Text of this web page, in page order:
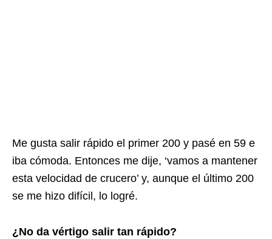
Me gusta salir rápido el primer 200 y pasé en 59 e
iba cómoda. Entonces me dije, ‘vamos a mantener
esta velocidad de crucero’ y, aunque el último 200
se me hizo difícil, lo logré.
¿No da vértigo salir tan rápido?